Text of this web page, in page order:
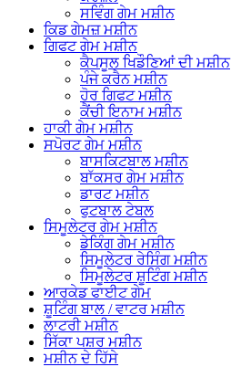
ਸਵਿੰਗ ਗੇਮ ਮਸ਼ੀਨ
ਕਿਡ ਗੇਮਜ਼ ਮਸ਼ੀਨ
ਗਿਫਟ ​​ਗੇਮ ਮਸ਼ੀਨ
ਕੈਪਸੂਲ ਖਿਡੌਣਿਆਂ ਦੀ ਮਸ਼ੀਨ
ਪੰਜੇ ਕਰੈਨ ਮਸ਼ੀਨ
ਹੋਰ ਗਿਫਟ ਮਸ਼ੀਨ
ਕੈਂਚੀ ਇਨਾਮ ਮਸ਼ੀਨ
ਹਾਕੀ ਗੇਮ ਮਸ਼ੀਨ
ਸਪੋਰਟ ਗੇਮ ਮਸ਼ੀਨ
ਬਾਸਕਿਟਬਾਲ ਮਸ਼ੀਨ
ਬਾੱਕਸਰ ਗੇਮ ਮਸ਼ੀਨ
ਡਾਰਟ ਮਸ਼ੀਨ
ਫੁਟਬਾਲ ਟੇਬਲ
ਸਿਮੂਲੇਟਰ ਗੇਮ ਮਸ਼ੀਨ
ਡੇਕਿੰਗ ਗੇਮ ਮਸ਼ੀਨ
ਸਿਮੂਲੇਟਰ ਰੇਸਿੰਗ ਮਸ਼ੀਨ
ਸਿਮੂਲੇਟਰ ਸ਼ੂਟਿੰਗ ਮਸ਼ੀਨ
ਆਰਕੇਡ ਫਾਈਟ ਗੇਮ
ਸ਼ੂਟਿੰਗ ਬਾਲ / ਵਾਟਰ ਮਸ਼ੀਨ
ਲਾਟਰੀ ਮਸ਼ੀਨ
ਸਿੱਕਾ ਪਸ਼ਰ ਮਸ਼ੀਨ
ਮਸ਼ੀਨ ਦੇ ਹਿੱਸੇ